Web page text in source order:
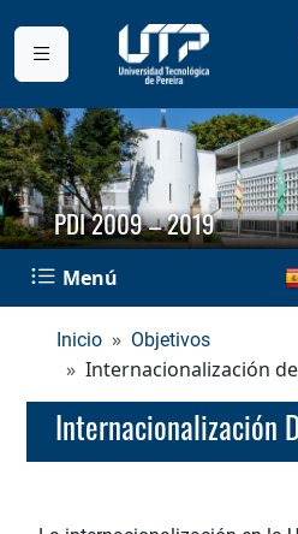
PDI 2009 – 2019
Menú
Inicio Objetivos
Internacionalización
Internacionalización